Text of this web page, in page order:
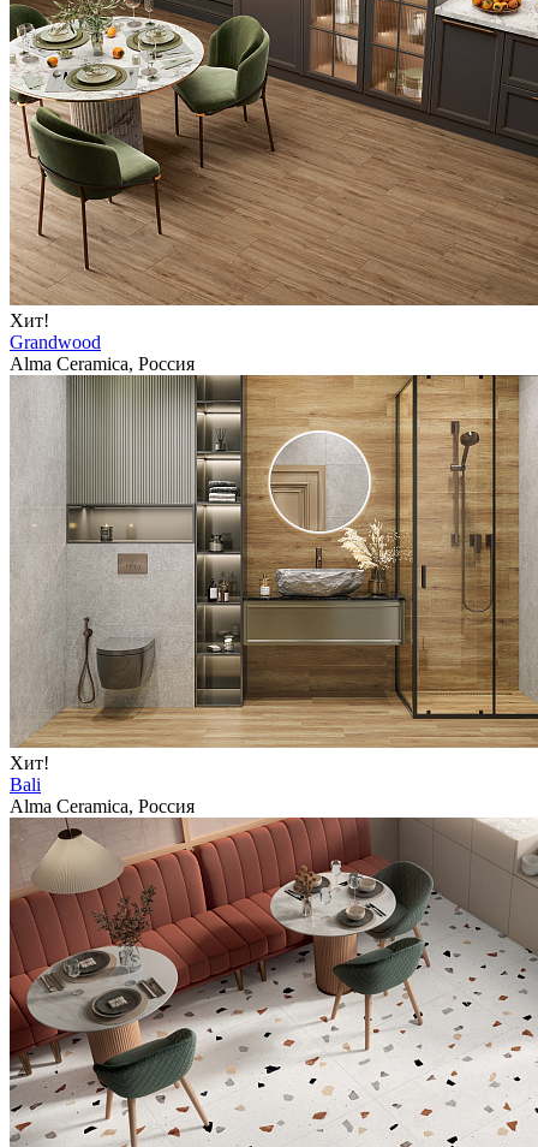
Хит!
Grandwood
Alma Ceramica, Россия
Хит!
Bali
Alma Ceramica, Россия